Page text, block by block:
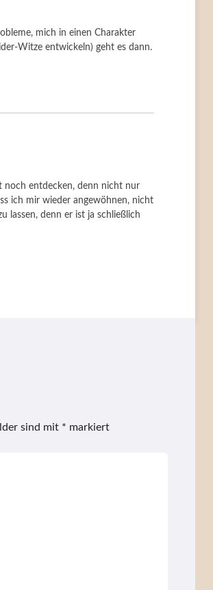
mich in einen Charakter
Witze entwickeln) geht es dann.
noch entdecken, denn nicht nur
ich mir wieder angewöhnen, nicht
lassen, denn er ist ja schließlich
sind mit * markiert